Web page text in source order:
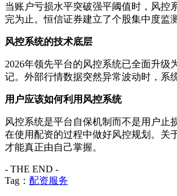
当账户亏损水平突破强平阈值时，风控
完为止。恒信证券建立了个股集中度监
风控系统的技术底层
2026年领先平台的风控系统已全面升
记。外部行情数据突然异常波动时，系
用户应该如何利用风控系统
风控系统是平台自保机制而不是用户止
在使用配资的过程中做好风控规划。关
才能真正由自己掌握。
- THE END -
Tag： 配资服务